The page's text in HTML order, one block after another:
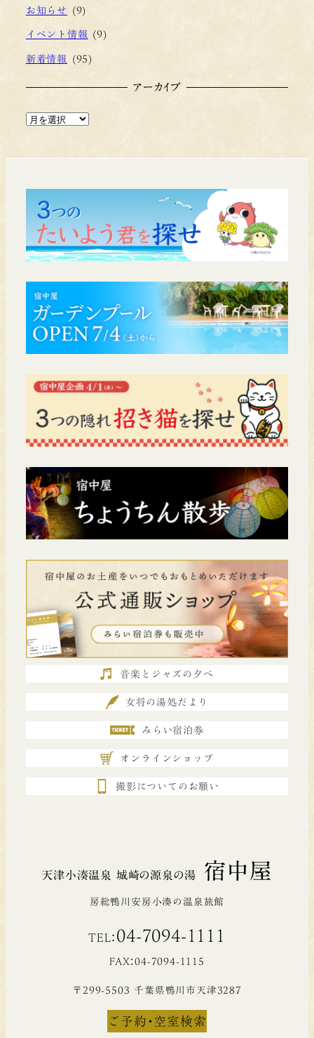
ペ
ー
ジ
送
り
お知らせ (9)
イベント情報 (9)
新着情報 (95)
アーカイブ
ア
ブ
音楽とジャズの夕べ
女将の湯処だより
みらい宿泊券
オンラインショップ
撮影についてのお願い
天津小湊温泉 城崎の源泉の湯 宿中屋
房総鴨川安房小湊の温泉旅館
TEL： 04-7094-1111
FAX：04-7094-1115
〒299-5503 千葉県鴨川市天津3287
ご予約・空室検索